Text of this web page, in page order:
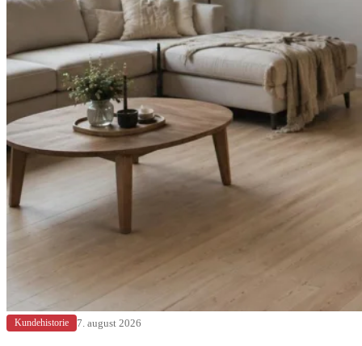
Kundehistorie 7. august 2026